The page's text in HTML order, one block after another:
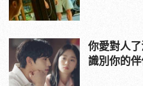
你愛對人了
識別你的